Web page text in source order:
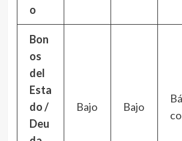
o
Bon
os
del
Esta
do /
Deu
Bajo Bajo
co